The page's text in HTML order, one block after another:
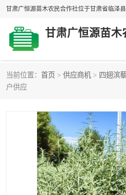
甘肃广恒源苗
当前位置： 首页 > 供应商机 > 四翅滨
户供应
新疆杨
圆冠榆
沙枣树
沙棘苗